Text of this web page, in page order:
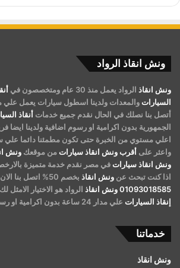
ونش انقاذ الرواد
ونش انقاذ الرواد يعمل منذ 30 عام ومتخصصون في
السيارات
أتصل بنا نصلك في الحال نقدم جميع خدمات أنقاذ
الجمهورية بدون اكرامية او رسوم اضافية ولدينا
اعلي مستوي من الخبرة حتى تكون مطمئنا دائما علي
واعثر على أقرب ونش انقاذ سيارات من موقعك ونش
ونش انقاذ سيارات في مصر نقدم خدمة متميزة
اذا كنت تبحث عن ونش انقاذ بخصم 50% اتصل بنا الان علي
01093018585ونش انقاذ الرواد هو الاختيار الامثل
إنقاذ السيارات علي مدار 24 ساعة بدون اكرامية او رسوم اضافية.
خدماتنا
ونش انقاذ